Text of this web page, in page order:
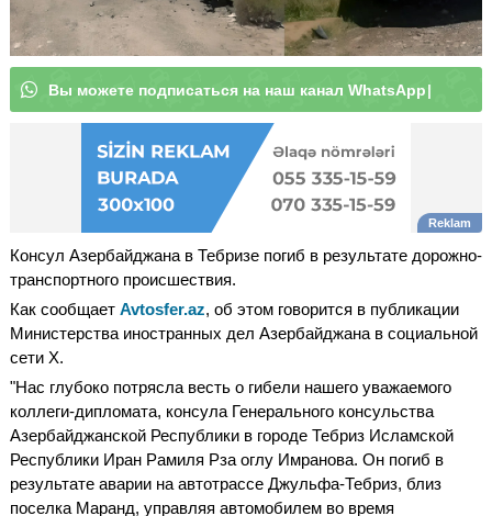
Вы можете подписаться на наш кана|
Консул Азербайджана в Тебризе погиб в результате дорожно-
транспортного происшествия.
Как сообщает Avtosfer.az, об этом говорится в публикации
Министерства иностранных дел Азербайджана в социальной
сети X.
"Нас глубоко потрясла весть о гибели нашего уважаемого
коллеги-дипломата, консула Генерального консульства
Азербайджанской Республики в городе Тебриз Исламской
Республики Иран Рамиля Рза оглу Имранова. Он погиб в
результате аварии на автотрассе Джульфа-Тебриз, близ
поселка Маранд, управляя автомобилем во время